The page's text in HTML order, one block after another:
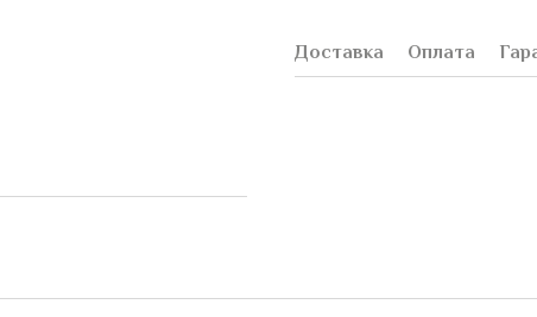
Доставка Оплата